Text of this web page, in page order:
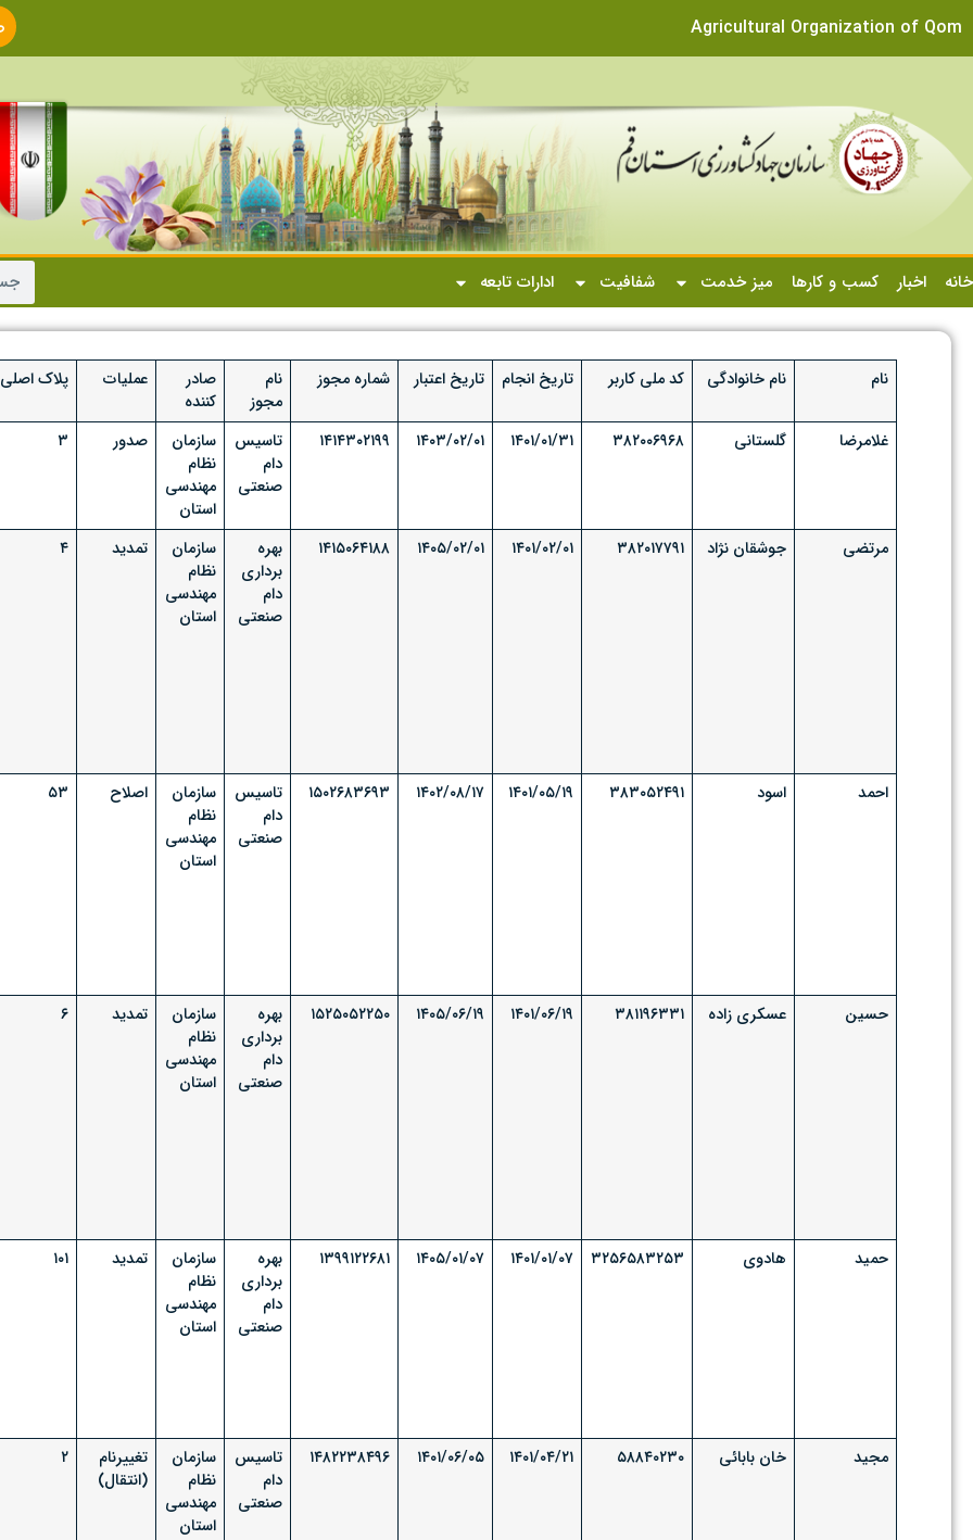
Agricultural Organization of Qom
خانه اخبار کسب و کارها میز خدمت شفافیت ادارات تابعه
نام نام خانوادگی کد ملی کاربر تاریخ انجام تاریخ اعتبار شماره مجوز
نام
مجوز
صادر
کننده
عملیات پلاک اصلی
غلامرضا گلستانی ۳۸۲۰۰۶۹۶۸ ۱۴۰۱/۰۱/۳۱ ۱۴۰۳/۰۲/۰۱ ۱۴۱۴۳۰۲۱۹۹
تاسیس
دام
صنعتی
سازمان
نظام
مهندسی
استان
صدور ۳
مرتضی جوشقان نژاد ۳۸۲۰۱۷۷۹۱ ۱۴۰۱/۰۲/۰۱ ۱۴۰۵/۰۲/۰۱ ۱۴۱۵۰۶۴۱۸۸
بهره
برداری
دام
صنعتی
سازمان
نظام
مهندسی
استان
تمدید ۴
احمد اسود ۳۸۳۰۵۲۴۹۱ ۱۴۰۱/۰۵/۱۹ ۱۴۰۲/۰۸/۱۷ ۱۵۰۲۶۸۳۶۹۳
تاسیس
دام
صنعتی
سازمان
نظام
مهندسی
استان
اصلاح ۵۳
حسین عسکری زاده ۳۸۱۱۹۶۳۳۱ ۱۴۰۱/۰۶/۱۹ ۱۴۰۵/۰۶/۱۹ ۱۵۲۵۰۵۲۲۵۰
بهره
برداری
دام
صنعتی
سازمان
نظام
مهندسی
استان
تمدید ۶
حمید هادوی ۳۲۵۶۵۸۳۲۵۳ ۱۴۰۱/۰۱/۰۷ ۱۴۰۵/۰۱/۰۷ ۱۳۹۹۱۲۲۶۸۱
بهره
برداری
دام
صنعتی
سازمان
نظام
مهندسی
استان
تمدید ۱۰۱
مجید خان بابائی ۵۸۸۴۰۲۳۰ ۱۴۰۱/۰۴/۲۱ ۱۴۰۱/۰۶/۰۵ ۱۴۸۲۲۳۸۴۹۶
تاسیس
دام
صنعتی
سازمان
نظام
مهندسی
استان
تغییرنام
(انتقال)
۲